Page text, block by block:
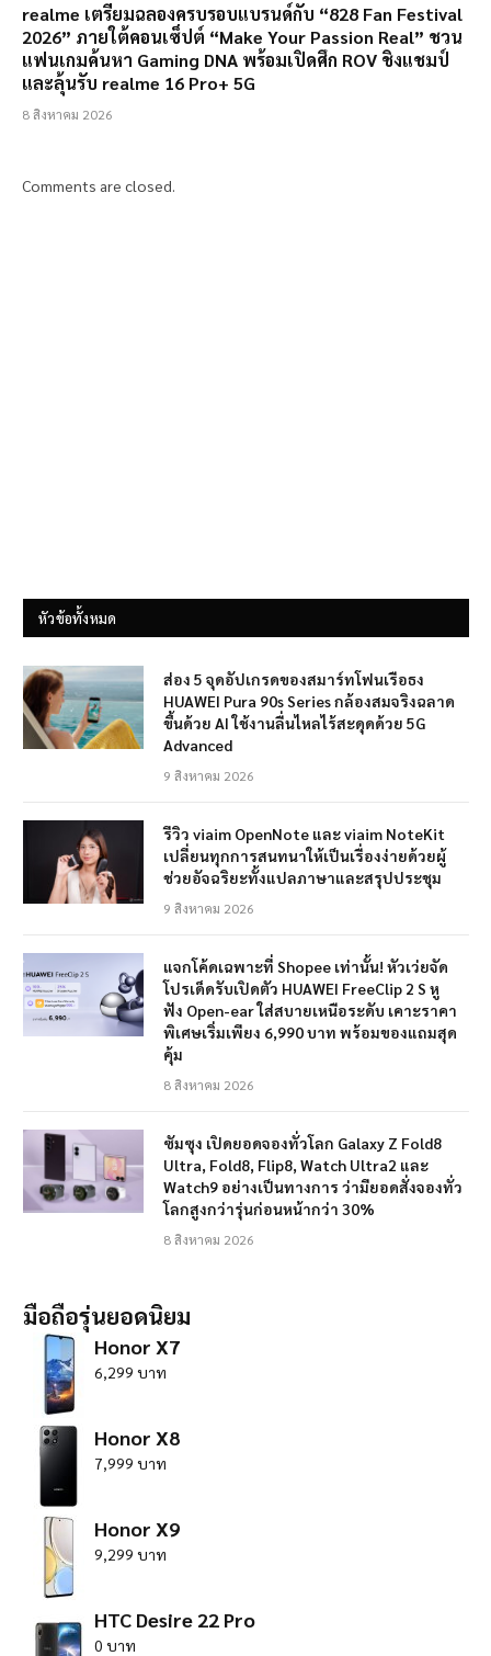
realme เตรียมฉลองครบรอบแบรนด์กับ “828 Fan Festival
2026” ภายใต้คอนเซ็ปต์ “Make Your Passion Real” ชวน
แฟนเกมค้นหา Gaming DNA พร้อมเปิดศึก ROV ชิงแชมป์
และลุ้นรับ realme 16 Pro+ 5G
8 สิงหาคม 2026
Comments are closed.
หัวข้อทั้งหมด
ส่อง 5 จุดอัปเกรดของสมาร์ทโฟนเรือธง
HUAWEI Pura 90s Series กล้องสมจริงฉลาด
ขึ้นด้วย AI ใช้งานลื่นไหลไร้สะดุดด้วย 5G
Advanced
9 สิงหาคม 2026
รีวิว viaim OpenNote และ viaim NoteKit
เปลี่ยนทุกการสนทนาให้เป็นเรื่องง่ายด้วยผู้
ช่วยอัจฉริยะทั้งแปลภาษาและสรุปประชุม
9 สิงหาคม 2026
แจกโค้ดเฉพาะที่ Shopee เท่านั้น! หัวเว่ยจัด
โปรเด็ดรับเปิดตัว HUAWEI FreeClip 2 S หู
ฟัง Open-ear ใส่สบายเหนือระดับ เคาะราคา
พิเศษเริ่มเพียง 6,990 บาท พร้อมของแถมสุด
คุ้ม
8 สิงหาคม 2026
ซัมซุง เปิดยอดจองทั่วโลก Galaxy Z Fold8
Ultra, Fold8, Flip8, Watch Ultra2 และ
Watch9 อย่างเป็นทางการ ว่ามียอดสั่งจองทั่ว
โลกสูงกว่ารุ่นก่อนหน้ากว่า 30%
8 สิงหาคม 2026
มือถือรุ่นยอดนิยม
Honor X7
6,299 บาท
Honor X8
7,999 บาท
Honor X9
9,299 บาท
HTC Desire 22 Pro
0 บาท